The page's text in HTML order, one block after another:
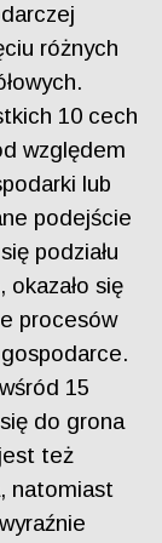
różnych
10 cech
względem
lub
podejście
podziału
się
procesów
15
do grona
też
natomiast